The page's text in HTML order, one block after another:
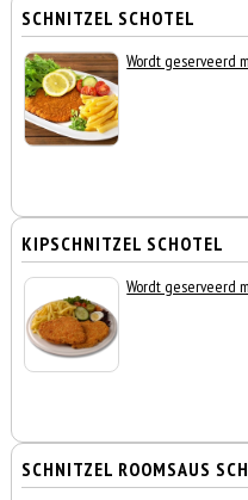
SCHNITZEL SCHOTEL
Wordt geserveerd
KIPSCHNITZEL SCHOTEL
Wordt geserveerd
SCHNITZEL ROOMSAUS